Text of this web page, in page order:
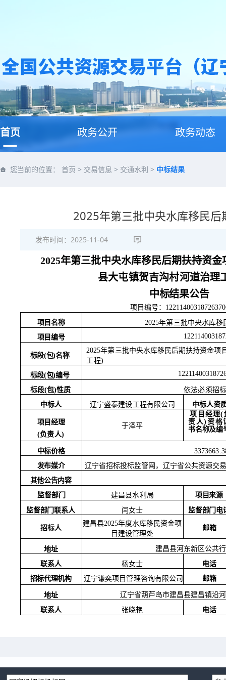
首页 政务公开 政务动态
您当前的位置： 首页 > 交易信息 > 交通水利 > 中标结果
2025年第三批中央水库移民
发布时间： 2025-11-04
2025年第三批中央水库移民后期扶持资金
县大屯镇贺吉沟村河道治理
中标结果公告
项目编号：
项目名称
2025年第三批中央水库
项目编号
标段(包)名称
2025年第三批中央水库移民后期扶持资金项
工程)
标段(包)编号
标段(包)性质
依法必须招
中标人
辽宁盛泰建设工程有限公司 中标人资
项目经理
(负责人)
于泽平
项目经理(
责人)资格
书名称及编
中标价格
发布媒介
辽宁省招标投标监管网，辽宁省公共资源交
其他公告内容
监督部门
建昌县水利局
项目来源
监督部门联系人
闫女士 监督部门电
招标人
建昌县2025年度水库移民资金项
目建设管理处
邮箱
地址
建昌县河东新区公共
联系人
杨女士
电话
招标代理机构
辽宁谦奕项目管理咨询有限公司 邮箱
地址 辽宁省葫芦岛市建昌县建昌镇沿
联系人 张晓艳 电话